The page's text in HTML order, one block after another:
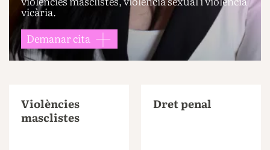
vicària.
Demanar cita
Violències
masclistes
Dret penal